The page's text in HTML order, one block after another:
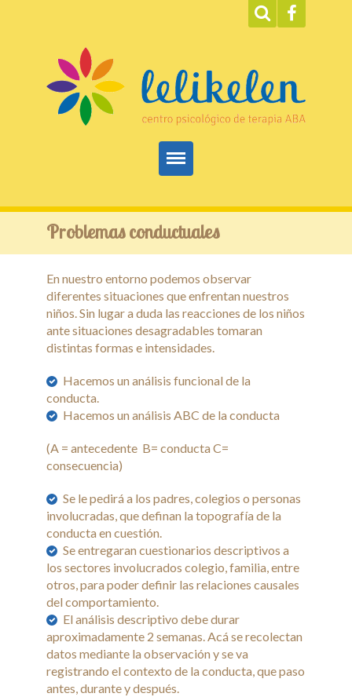
Inicio
Servicios
Terapias
Capacitaciones y Cursos
Técnicas Complementarias
Galeria
Noticias
Contacto
Problemas conductuales
En nuestro entorno podemos observar
diferentes situaciones que enfrentan nuestros
niños. Sin lugar a duda las reacciones de los niños
ante situaciones desagradables tomaran
distintas formas e intensidades.
Hacemos un análisis funcional de la
conducta.
Hacemos un análisis ABC de la conducta
(A = antecedente B= conducta C=
consecuencia)
Se le pedirá a los padres, colegios o personas
involucradas, que definan la topografía de la
conducta en cuestión.
Se entregaran cuestionarios descriptivos a
los sectores involucrados colegio, familia, entre
otros, para poder definir las relaciones causales
del comportamiento.
El análisis descriptivo debe durar
aproximadamente 2 semanas. Acá se recolectan
datos mediante la observación y se va
registrando el contexto de la conducta, que paso
antes, durante y después.